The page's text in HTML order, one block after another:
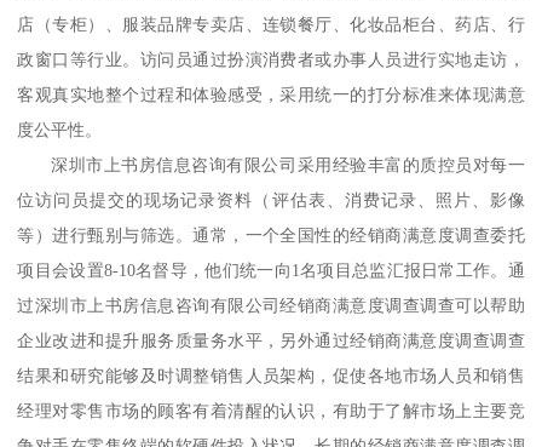
店（专柜）、服装品牌专卖店、连锁餐厅、化妆品柜台、药店、行
政窗口等行业。访问员通过扮演消费者或办事人员进行实地走访，
客观真实地整个过程和体验感受，采用统一的打分标准来体现满意
度公平性。
深圳市上书房信息咨询有限公司 采用经验丰富的质控员对每一
位访问员提交的现场记录资料（评估表、消费记录、照片、影像
等）进行甄别与筛选。通常，一个全国性的经销商满意度调查委托
项目会设置8-10名督导，他们统一向1名项目总监汇报日常工作。通
过深圳市上书房信息咨询有限公司经销商满意度调查调查可以帮助
企业改进和提升服务质量务水平，另外通过经销商满意度调查调查
结果和研究能够及时调整销售人员架构，促使各地市场人员和销售
经理对零售市场的顾客有着清醒的认识，有助于了解市场上主要竞